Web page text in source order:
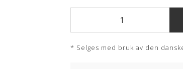
* Selges med bruk av den